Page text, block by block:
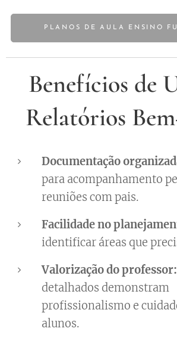
📝 PLANOS DE AULA ENSINO
Benefícios de
Relatórios
Documentação
para acompanhamento
reuniões com pais.
Facilidade no
identificar áreas que
Valorização do professor:
detalhados demonstram
profissionalismo e
alunos.